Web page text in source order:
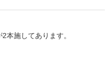
本施してあります。